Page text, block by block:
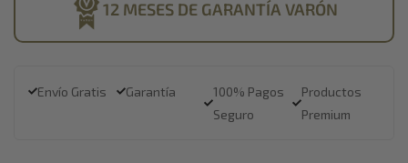
12 MESES DE GARANTÍA VARÓN
Envío Gratis Garantía
100% Pagos
Seguro
Productos
Premium